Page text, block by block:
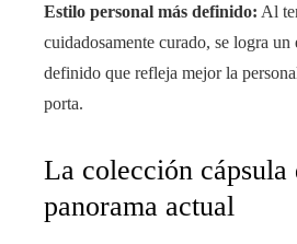
Estilo personal más definido: Al
cuidadosamente curado, se logra un
definido que refleja mejor la
porta.
La colección cápsula
panorama actual